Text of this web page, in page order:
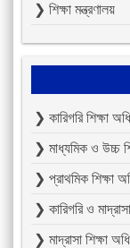
❯ শিক্ষা মন্ত্রণালয়
❯ কারিগরি শিক্ষা
❯ মাধ্যমিক ও উচ্চ
❯ প্রাথমিক শিক্ষা
❯ কারিগরি ও
❯ মাদ্রাসা শিক্ষা